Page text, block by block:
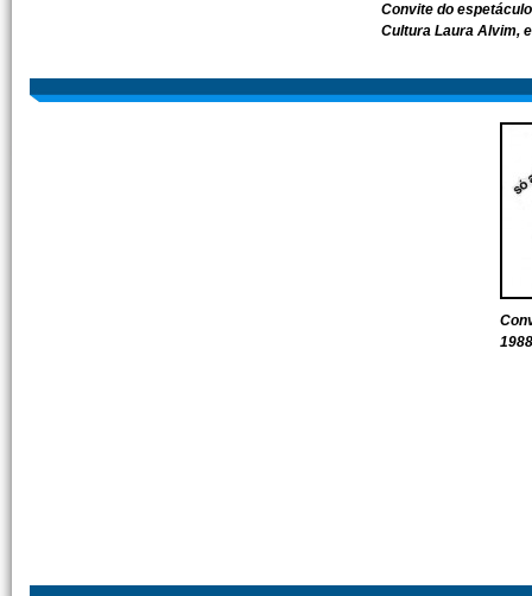
Convite do
Cultura Laura Alvim,
1988